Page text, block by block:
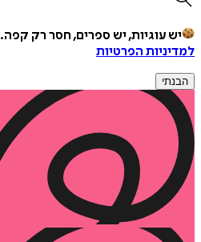
יש עוגיות, יש ספרים, חסר רק קפה.
למדיניות הפרטיות
הבנתי